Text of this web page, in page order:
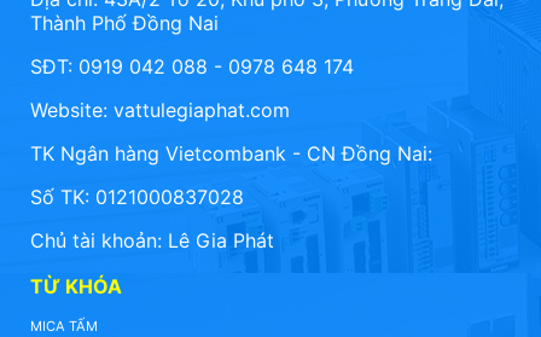
Thành Phố Đồng Nai
SĐT: 0919 042 088 - 0978 648 174
Website: vattulegiaphat.com
TK Ngân hàng Vietcombank - CN Đồng Nai:
Số TK: 0121000837028
Chủ tài khoản: Lê Gia Phát
TỪ KHÓA
MICA TẤM